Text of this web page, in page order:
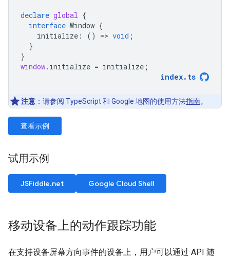
declare global {
interface Window {
initialize : () => void ;
}
}
window. initialize = initialize ;
index. ts
注意 ：请参阅 TypeScript 和 Google 地图的使用方法指南。
查看示例
试用示例
JSFiddle.net Google Cloud Shell
移动设备上的动作跟踪功能
在支持设备屏幕方向事件的设备上，用户可以通过 API 随